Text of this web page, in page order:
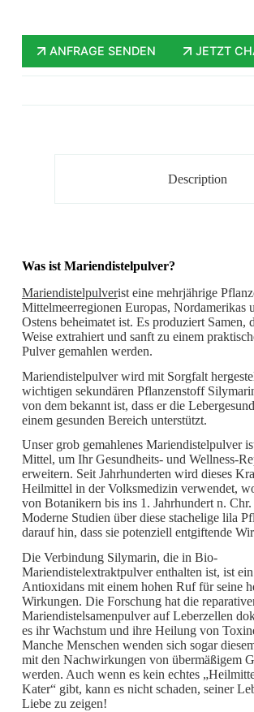
ANFRAGE SENDEN JETZT
Description
Was ist Mariendistelpulver?
Mariendistelpulverist eine mehrjährige
Mittelmeerregionen Europas, Nordamerikas
Ostens beheimatet ist. Es produziert Samen,
Weise extrahiert und sanft zu einem
Pulver gemahlen werden.
Mariendistelpulver wird mit Sorgfalt
wichtigen sekundären Pflanzenstoff
von dem bekannt ist, dass er die
einem gesunden Bereich unterstützt.
Unser grob gemahlenes Mariendistelpulver
Mittel, um Ihr Gesundheits- und Wellness-
erweitern. Seit Jahrhunderten wird dieses
Heilmittel in der Volksmedizin verwendet,
von Botanikern bis ins 1. Jahrhundert n.
Moderne Studien über diese stachelige lila
darauf hin, dass sie potenziell entgiftende
Die Verbindung Silymarin, die in Bio-
Mariendistelextraktpulver enthalten ist, ist ein
Antioxidans mit einem hohen Ruf für seine
Wirkungen. Die Forschung hat die
Mariendistelsamenpulver auf Leberzellen
es ihr Wachstum und ihre Heilung von
Manche Menschen wenden sich sogar
mit den Nachwirkungen von übermäßigem
werden. Auch wenn es kein echtes
Kater“ gibt, kann es nicht schaden, seiner
Liebe zu zeigen!